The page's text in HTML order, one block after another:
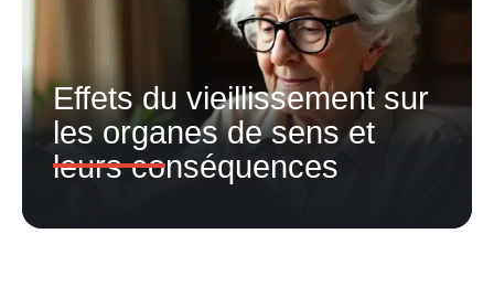
Effets du vieillissement sur
les organes de sens et
leurs conséquences